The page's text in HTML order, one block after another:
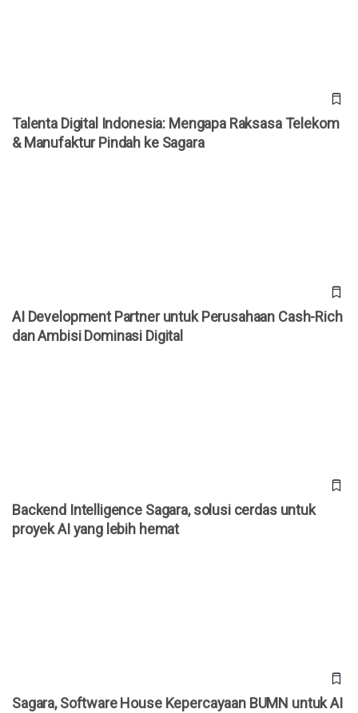
Talenta Digital Indonesia: Mengapa Raksasa Telekom
& Manufaktur Pindah ke Sagara
AI Development Partner untuk Perusahaan Cash-Rich
dan Ambisi Dominasi Digital
Backend Intelligence Sagara, solusi cerdas untuk
proyek AI yang lebih hemat
Sagara, Software House Kepercayaan BUMN untuk AI